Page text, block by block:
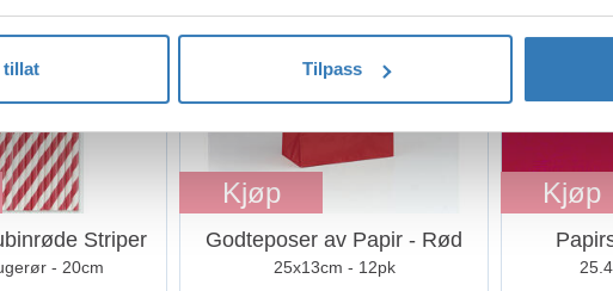
tillat Tilpass
Striper
- 20cm
Kjøp
Godteposer av Papir - Rød
25x13cm - 12pk
Kjøp